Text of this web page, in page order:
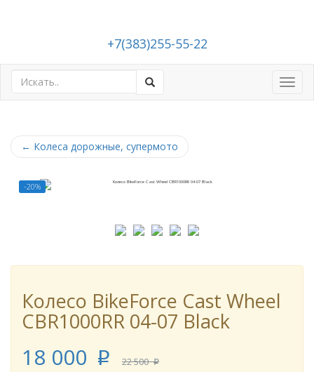
+7(383)255-55-22
← Колеса дорожные, супермото
-20%
Колесо BikeForce Cast Wheel
CBR1000RR 04-07 Black
18 000 p 22 500 p